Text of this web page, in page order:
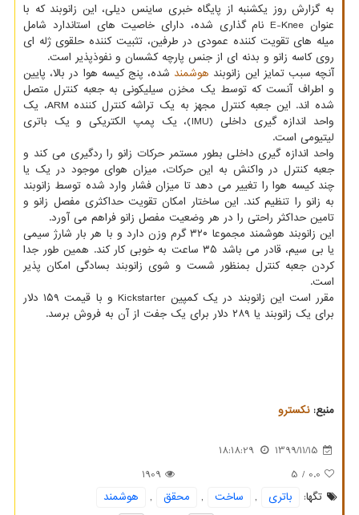
به گزارش روز یکشنبه از پایگاه خبری ساینس دیلی، این زانوبند که با
عنوان E-Knee نام گذاری شده، دارای خاصیت های استاندارد شامل
میله های تقویت کننده عمودی در طرفین، تثبیت کننده حلقوی ژله ای
روی کاسه زانو و بدنه ای از جنس پارچه کشسان و نفوذپذیر است.
آنچه سبب تمایز این زانوبند هوشمند شده، پنج کیسه هوا در بالا، پایین
و اطراف آنست که توسط یک مخزن سیلیکونی به جعبه کنترل متصل
شده اند. این جعبه کنترل مجهز به یک تراشه کنترل کننده ARM، یک
واحد اندازه گیری داخلی (IMU)، یک پمپ الکتریکی و یک باتری
لیتیومی است.
واحد اندازه گیری داخلی بطور مستمر حرکات زانو را ردگیری می کند و
جعبه کنترل در واکنش به این حرکات، میزان هوای موجود در یک یا
چند کیسه هوا را تغییر می دهد تا میزان فشار وارد شده توسط زانوبند
به زانو را تنظیم کند. این ساختار امکان تقویت حداکثری مفصل زانو و
تامین حداکثر راحتی را در هر وضعیت مفصل زانو فراهم می آورد.
این زانوبند هوشمند مجموعا ۳۲۰ گرم وزن دارد و با هر بار شارژ سیمی
یا بی سیم، قادر می باشد ۳۵ ساعت به خوبی کار کند. همین طور جدا
کردن جعبه کنترل بمنظور شست و شوی زانوبند بسادگی امکان پذیر
است.
مقرر است این زانوبند در یک کمپین Kickstarter و با قیمت ۱۵۹ دلار
برای یک زانوبند یا ۲۸۹ دلار برای یک جفت از آن به فروش برسد.
منبع:نكسترو
1399/11/15
18:18:29
0.0
/ 5
1909
تگها:
باتری , ساخت , محقق ,
هوشمند